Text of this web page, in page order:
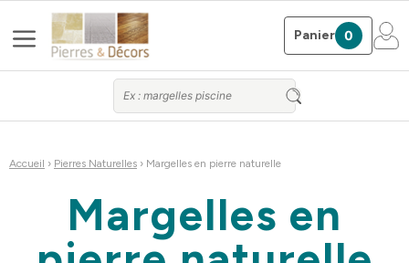
au
contenu
Menu Panier 0
Accueil › Pierres Naturelles › Margelles en pierre naturelle
Margelles en